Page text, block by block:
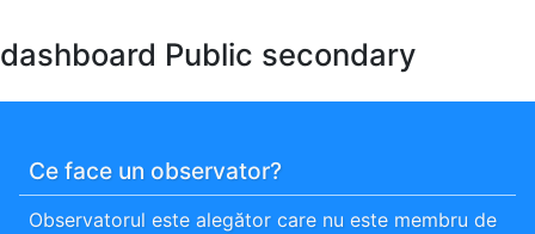
to
content
dashboard Public secondary
Ce face un observator?
Observatorul este alegător care nu este membru de